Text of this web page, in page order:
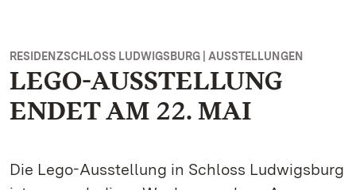
RESIDENZSCHLOSS LUDWIGSBURG | AUSSTELLUNGEN
LEGO-AUSSTELLUNG
ENDET AM 22. MAI
Die Lego-Ausstellung in Schloss Ludwigsburg